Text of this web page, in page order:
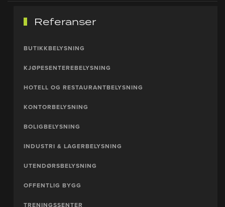
Referanser
BUTIKKBELYSNING
KJØPESENTEREBELYSNING
HOTELL OG RESTAURANTBELYSNING
KONTORBELYSNING
BOLIGBELYSNING
INDUSTRI & LAGERBELYSNING
UTENDØRSBELYSNING
OFFENTLIG BYGG
TRENINGSSENTER